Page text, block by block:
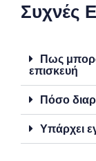
Συχνές
Πως
επισκευή
Πόσο
Υπάρχει